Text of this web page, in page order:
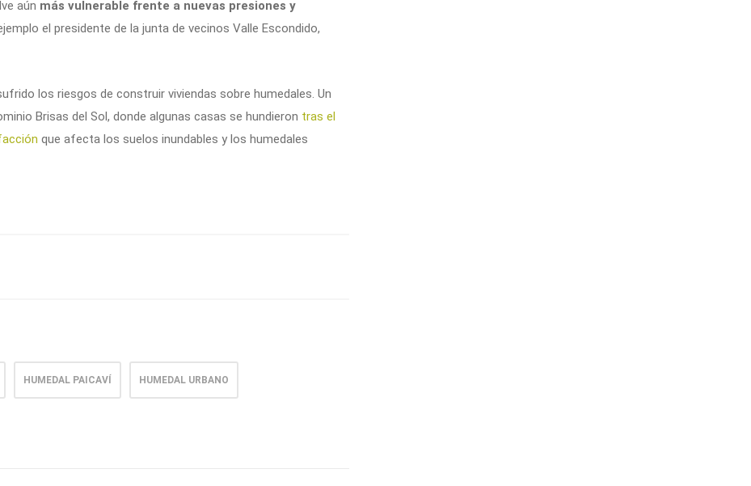
aún más vulnerable frente a nuevas presiones y
el presidente de la junta de vecinos Valle Escondido,
los riesgos de construir viviendas sobre humedales. Un
Brisas del Sol, donde algunas casas se hundieron tras el
que afecta los suelos inundables y los humedales
HUMEDAL PAICAVÍ HUMEDAL URBANO